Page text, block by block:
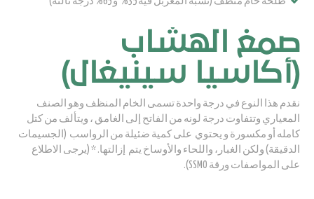
صمغ الهشاب
(أكاسيا سينيغال)
نقدم هذا النوع في درجة واحدة تسمى الخام المنظف وهو الصنف
المعياري وتتفاوت درجة لونه من الفاتح إلى الغامق ، ويتألف من كتل
كامله أو مكسورة و يحتوي على كمية ضئيلة من الرواسب (الجسيمات
الدقيقة) ولكن الغبار، واللحاء والأوساخ يتم إزالتها. * (يرجى الاطلاع
على المواصفات ورقة SSMO).